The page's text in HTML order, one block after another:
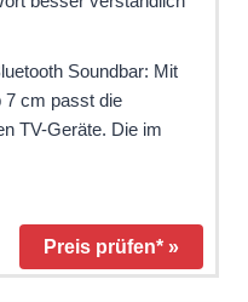
Soundbar: Mit
7 cm passt die
TV-Geräte. Die im
Preis prüfen* »